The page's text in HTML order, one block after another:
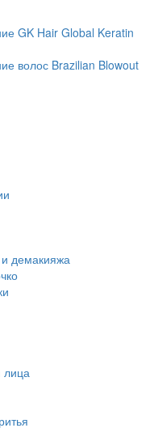
GK Hair Global Keratin
волос Brazilian Blowout
демакияжа
лица